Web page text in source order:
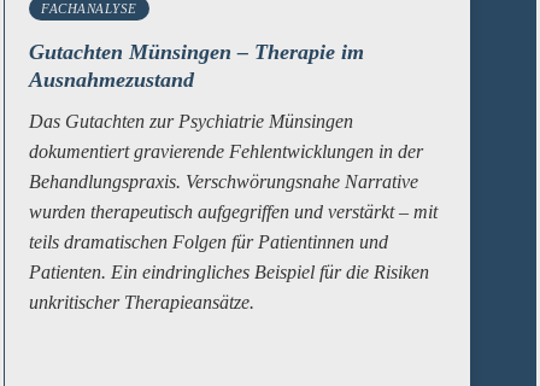
FACHANALYSE
Gutachten Münsingen – Therapie im
Ausnahmezustand
Das Gutachten zur Psychiatrie Münsingen
dokumentiert gravierende Fehlentwicklungen in der
Behandlungspraxis. Verschwörungsnahe Narrative
wurden therapeutisch aufgegriffen und verstärkt – mit
teils dramatischen Folgen für Patientinnen und
Patienten. Ein eindringliches Beispiel für die Risiken
unkritischer Therapieansätze.